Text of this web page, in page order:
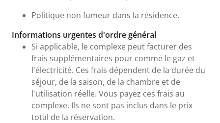
Politique non fumeur dans la résidence.
Informations urgentes d'ordre général
Si applicable, le complexe peut facturer des
frais supplémentaires pour comme le gaz et
l'électricité. Ces frais dépendent de la durée du
séjour, de la saison, de la chambre et de
l'utilisation réelle. Vous payez ces frais au
complexe. Ils ne sont pas inclus dans le prix
total de la réservation.